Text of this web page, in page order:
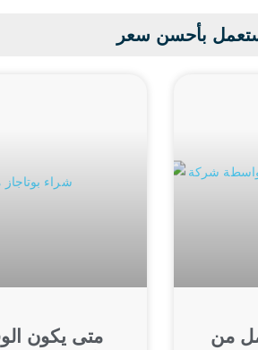
بأحسن سعر
متى يكون
من